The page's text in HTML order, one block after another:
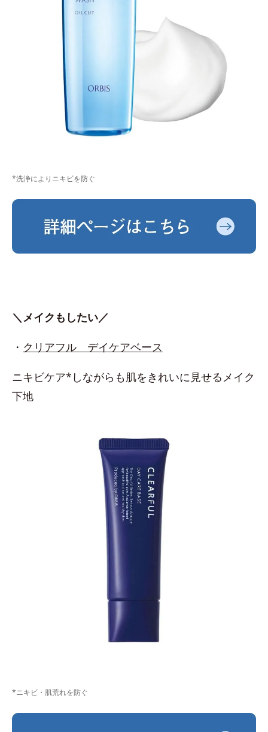
*洗浄によりニキビを防ぐ
＼メイクもしたい／
・ クリアフル デイケアベース
ニキビケア*しながらも肌をきれいに見せるメイク
下地
*ニキビ・肌荒れを防ぐ